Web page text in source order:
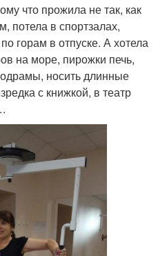
что прожила не так, как
потела в спортзалах,
горам в отпуске. А хотела
на море, пирожки печь,
носить длинные
с книжкой, в театр